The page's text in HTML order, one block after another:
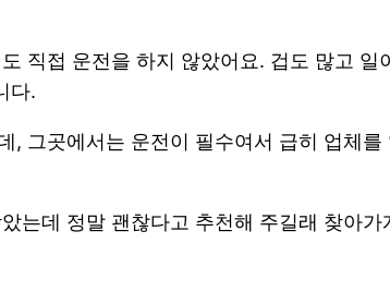
직접 운전을 하지 않았어요. 겁도 많고
다.
, 그곳에서는 운전이 필수여서 급히 업체
는데 정말 괜찮다고 추천해 주길래 찾아가